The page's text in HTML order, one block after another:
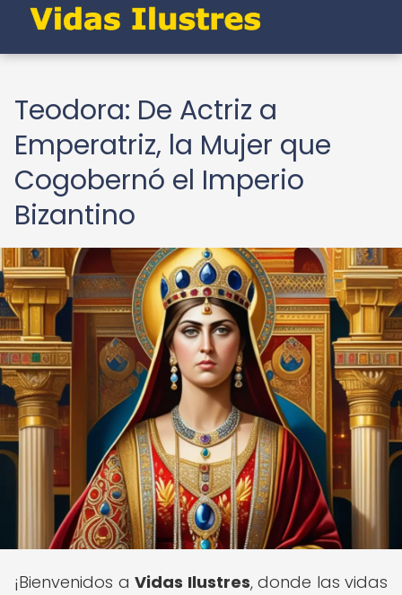
Teodora: De Actriz a
Emperatriz, la Mujer que
Cogobernó el Imperio
Bizantino
¡Bienvenidos a Vidas Ilustres, donde las vidas